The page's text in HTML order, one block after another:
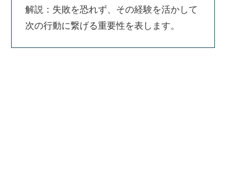
解説：失敗を恐れず、その経験を活かして
次の行動に繋げる重要性を表します。